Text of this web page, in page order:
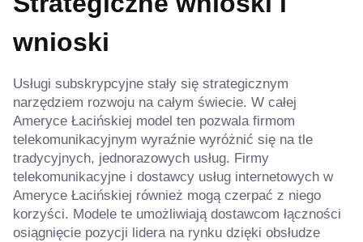
wnioski
Usługi subskrypcyjne stały się strategicznym
narzędziem rozwoju na całym świecie. W całej
Ameryce Łacińskiej model ten pozwala firmom
telekomunikacyjnym wyraźnie wyróżnić się na tle
tradycyjnych, jednorazowych usług. Firmy
telekomunikacyjne i dostawcy usług internetowych w
Ameryce Łacińskiej również mogą czerpać z niego
korzyści. Modele te umożliwiają dostawcom łączności
osiągnięcie pozycji lidera na rynku dzięki obsłudze